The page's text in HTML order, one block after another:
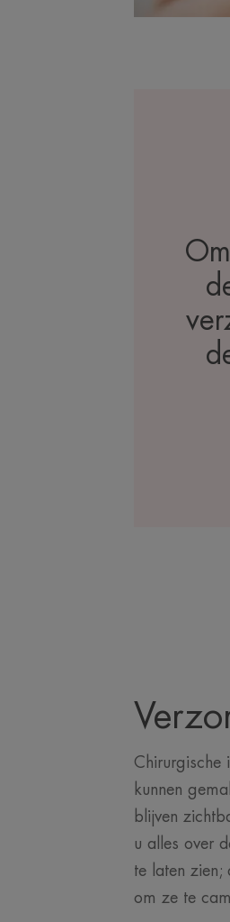
Chirurgische
kunnen
blijven
u alles over
te laten zien;
om ze te